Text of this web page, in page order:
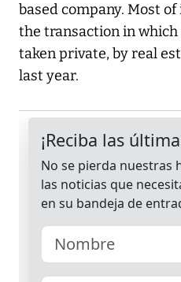
based company. Most
the transaction in which
taken private, by real
last year.